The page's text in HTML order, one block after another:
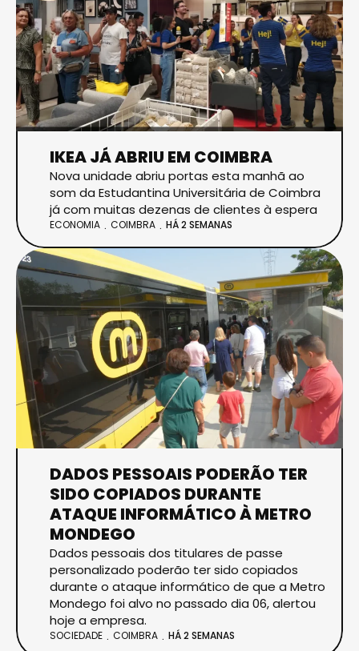
IKEA JÁ ABRIU EM COIMBRA
Nova unidade abriu portas esta manhã ao
som da Estudantina Universitária de Coimbra
já com muitas dezenas de clientes à espera
ECONOMIA COIMBRA HÁ 2 SEMANAS
DADOS PESSOAIS PODERÃO TER
SIDO COPIADOS DURANTE
ATAQUE INFORMÁTICO À METRO
MONDEGO
Dados pessoais dos titulares de passe
personalizado poderão ter sido copiados
durante o ataque informático de que a Metro
Mondego foi alvo no passado dia 06, alertou
hoje a empresa.
SOCIEDADE COIMBRA HÁ 2 SEMANAS